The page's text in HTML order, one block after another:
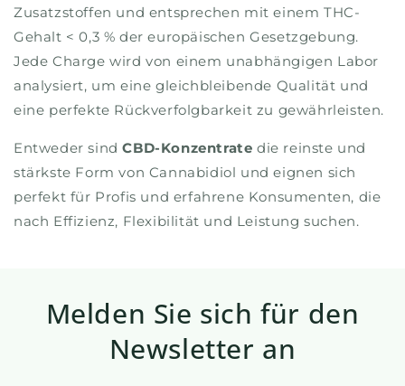
Zusatzstoffen und entsprechen mit einem THC-
Gehalt < 0,3 % der europäischen Gesetzgebung.
Jede Charge wird von einem unabhängigen Labor
analysiert, um eine gleichbleibende Qualität und
eine perfekte Rückverfolgbarkeit zu gewährleisten.
Entweder sindCBD-Konzentrate die reinste und
stärkste Form von Cannabidiol und eignen sich
perfekt für Profis und erfahrene Konsumenten, die
nach Effizienz, Flexibilität und Leistung suchen.
Melden Sie sich für den
Newsletter an